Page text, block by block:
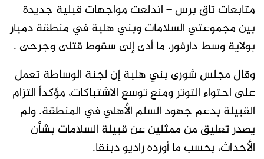
متابعات تاق برس – اندلعت مواجهات قبلية جديدة
بين مجموعتي السلامات وبني هلبة في منطقة دمبار
بولاية وسط دارفور، ما أدى إلى سقوط قتلى وجرحى .
وقال مجلس شورى بني هلبة إن لجنة الوساطة تعمل
على احتواء التوتر ومنع توسع الاشتباكات، مؤكداً التزام
القبيلة بدعم جهود السلم الأهلي في المنطقة. ولم
يصدر تعليق من ممثلين عن قبيلة السلامات بشأن
الأحداث، بحسب ما أورده راديو دبنقا.